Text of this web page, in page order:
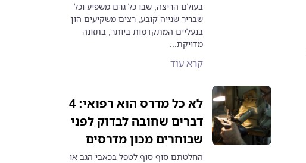
בעולם הריצה, שבו כל גרם משפיע וכל
שבריר שנייה קובע, רצים משקיעים הון
בנעליים המתקדמות ביותר, בתזונה
מדויקת...
קרא עוד
לא כל מדרס הוא רפואי: 4
דברים שחובה לבדוק לפני
שבוחרים מכון מדרסים
החלטתם סוף סוף לטפל בכאבי הגב או